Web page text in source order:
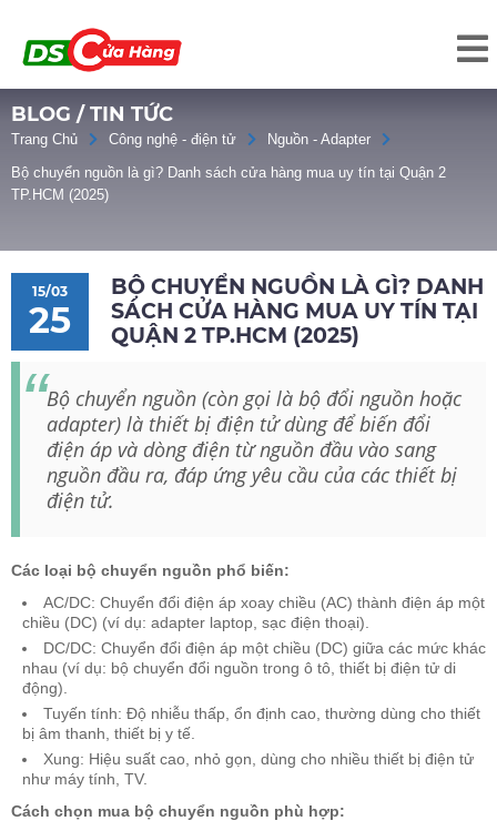
BLOG / TIN TỨC
Trang Chủ Công nghệ - điện tử
Nguồn - Adapter
Bộ chuyển nguồn là gì? Danh sách cửa hàng mua uy tín tại Quận 2
TP.HCM (2025)
15/03
25
BỘ CHUYỂN NGUỒN LÀ GÌ? DANH
SÁCH CỬA HÀNG MUA UY TÍN TẠI
QUẬN 2 TP.HCM (2025)
Bộ chuyển nguồn (còn gọi là bộ đổi nguồn hoặc
adapter) là thiết bị điện tử dùng để biến đổi
điện áp và dòng điện từ nguồn đầu vào sang
nguồn đầu ra, đáp ứng yêu cầu của các thiết bị
điện tử.
Các loại bộ chuyển nguồn phổ biến:
AC/DC: Chuyển đổi điện áp xoay chiều (AC) thành điện áp một
chiều (DC) (ví dụ: adapter laptop, sạc điện thoại).
DC/DC: Chuyển đổi điện áp một chiều (DC) giữa các mức khác
nhau (ví dụ: bộ chuyển đổi nguồn trong ô tô, thiết bị điện tử di
động).
Tuyến tính: Độ nhiễu thấp, ổn định cao, thường dùng cho thiết
bị âm thanh, thiết bị y tế.
Xung: Hiệu suất cao, nhỏ gọn, dùng cho nhiều thiết bị điện tử
như máy tính, TV.
Cách chọn mua bộ chuyển nguồn phù hợp: